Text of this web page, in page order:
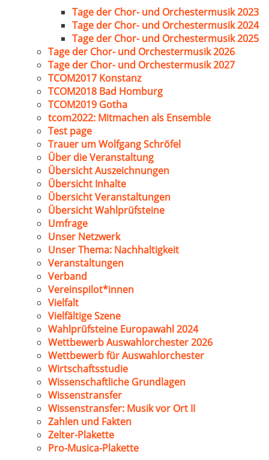
Tage der Chor- und Orchestermusik 2023
Tage der Chor- und Orchestermusik 2024
Tage der Chor- und Orchestermusik 2025
Tage der Chor- und Orchestermusik 2026
Tage der Chor- und Orchestermusik 2027
TCOM2017 Konstanz
TCOM2018 Bad Homburg
TCOM2019 Gotha
tcom2022: Mitmachen als Ensemble
Test page
Trauer um Wolfgang Schröfel
Über die Veranstaltung
Übersicht Auszeichnungen
Übersicht Inhalte
Übersicht Veranstaltungen
Übersicht Wahlprüfsteine
Umfrage
Unser Netzwerk
Unser Thema: Nachhaltigkeit
Veranstaltungen
Verband
Vereinspilot*innen
Vielfalt
Vielfältige Szene
Wahlprüfsteine Europawahl 2024
Wettbewerb Auswahlorchester 2026
Wettbewerb für Auswahlorchester
Wirtschaftsstudie
Wissenschaftliche Grundlagen
Wissenstransfer
Wissenstransfer: Musik vor Ort II
Zahlen und Fakten
Zelter-Plakette
Pro-Musica-Plakette